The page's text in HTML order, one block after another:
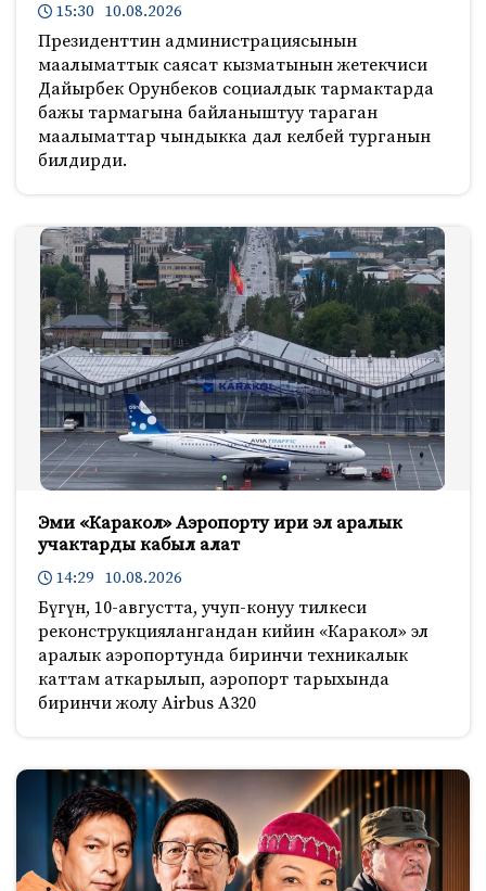
15:30 10.08.2026
Президенттин администрациясынын
маалыматтык саясат кызматынын жетекчиси
Дайырбек Орунбеков социалдык тармактарда
бажы тармагына байланыштуу тараган
маалыматтар чындыкка дал келбей турганын
билдирди.
Эми «Каракол» Аэропорту ири эл аралык
учактарды кабыл алат
14:29 10.08.2026
Бүгүн, 10-августта, учуп-конуу тилкеси
реконструкциялангандан кийин «Каракол» эл
аралык аэропортунда биринчи техникалык
каттам аткарылып, аэропорт тарыхында
биринчи жолу Airbus A320